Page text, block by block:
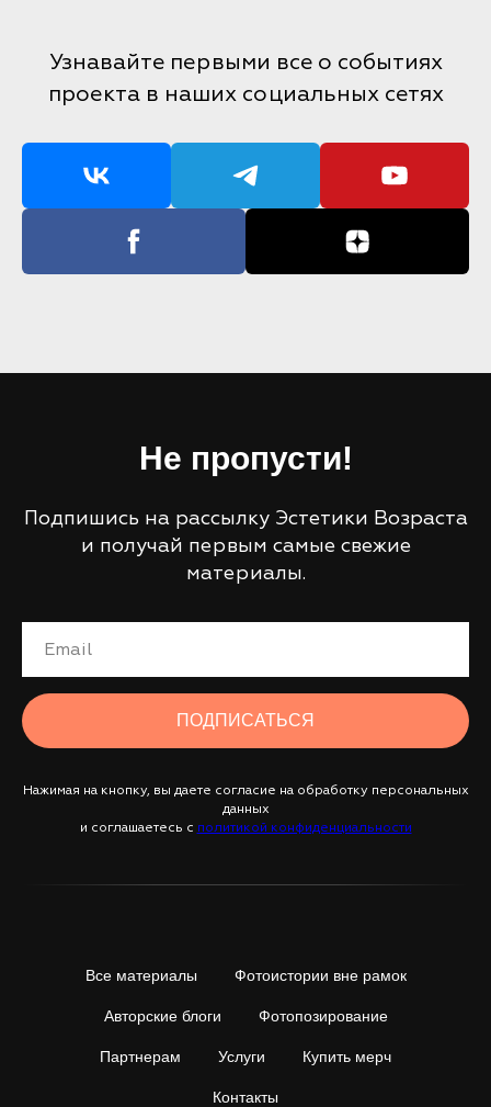
Узнавайте первыми все о событиях
проекта в наших социальных сетях
Не пропусти!
Подпишись на рассылку Эстетики Возраста
и получай первым самые свежие
материалы.
ПОДПИСАТЬСЯ
Нажимая на кнопку, вы даете согласие на обработку персональных
данных
и соглашаетесь c политикой конфиденциальности
Все материалы Фотоистории вне рамок
Авторские блоги Фотопозирование
Партнерам Услуги Купить мерч
Контакты